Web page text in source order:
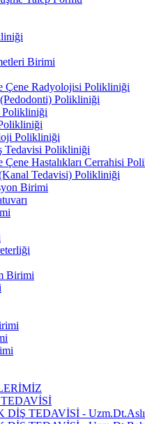
Birimi
Çene Radyolojisi Polikliniği
Polikliniği
Polikliniği
Tedavisi Polikliniği
Çene Hastalıkları Cerrahisi
Tedavisi) Polikliniği
Birimi
Birimi
DİŞ TEDAVİSİ -